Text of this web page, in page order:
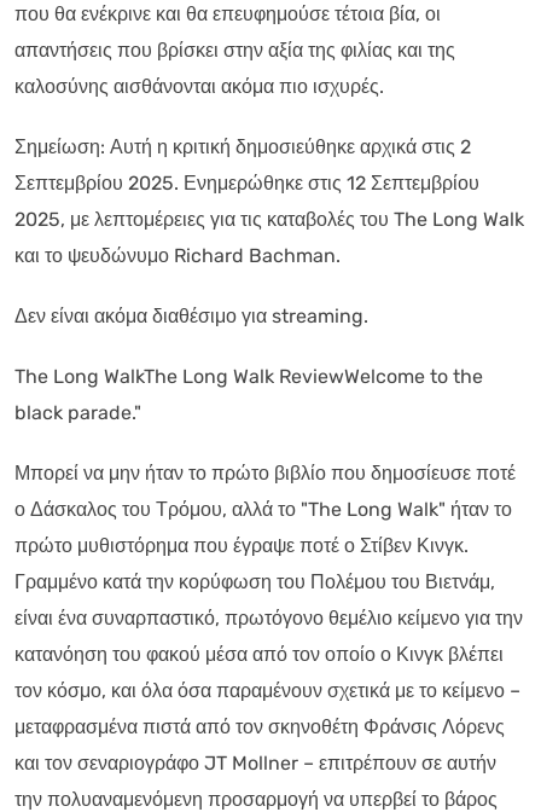
που θα ενέκρινε και θα επευφημούσε τέτοια βία, οι
απαντήσεις που βρίσκει στην αξία της φιλίας και της
καλοσύνης αισθάνονται ακόμα πιο ισχυρές.
Σημείωση: Αυτή η κριτική δημοσιεύθηκε αρχικά στις 2
Σεπτεμβρίου 2025. Ενημερώθηκε στις 12 Σεπτεμβρίου
2025, με λεπτομέρειες για τις καταβολές του The Long Walk
και το ψευδώνυμο Richard Bachman.
Δεν είναι ακόμα διαθέσιμο για streaming.
The Long WalkThe Long Walk ReviewWelcome to the
black parade."
Μπορεί να μην ήταν το πρώτο βιβλίο που δημοσίευσε ποτέ
ο Δάσκαλος του Τρόμου, αλλά το "The Long Walk" ήταν το
πρώτο μυθιστόρημα που έγραψε ποτέ ο Στίβεν Κινγκ.
Γραμμένο κατά την κορύφωση του Πολέμου του Βιετνάμ,
είναι ένα συναρπαστικό, πρωτόγονο θεμέλιο κείμενο για την
κατανόηση του φακού μέσα από τον οποίο ο Κινγκ βλέπει
τον κόσμο, και όλα όσα παραμένουν σχετικά με το κείμενο –
μεταφρασμένα πιστά από τον σκηνοθέτη Φράνσις Λόρενς
και τον σεναριογράφο JT Mollner – επιτρέπουν σε αυτήν
την πολυαναμενόμενη προσαρμογή να υπερβεί το βάρος